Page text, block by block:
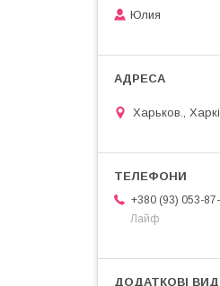
Юлия
Харьков.,
+380 (93) 053-
Лайф